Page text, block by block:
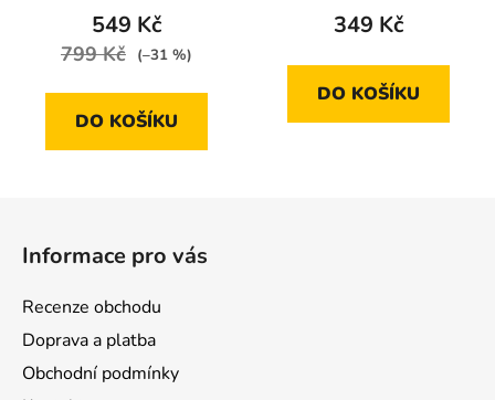
je
5,0
hvězdiček.
549 Kč
799 Kč (–31 %)
DO KOŠÍKU
je
z
5
349 Kč
DO KOŠÍKU
Informace pro vás
Recenze obchodu
Doprava a platba
Obchodní podmínky